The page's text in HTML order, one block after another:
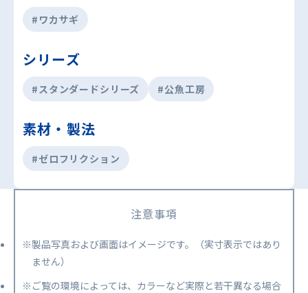
#ワカサギ
シリーズ
#スタンダードシリーズ #公魚工房
素材・製法
#ゼロフリクション
注意事項
※製品写真および画面はイメージです。（実寸表示ではあり
ません）
※ご覧の環境によっては、カラーなど実際と若干異なる場合